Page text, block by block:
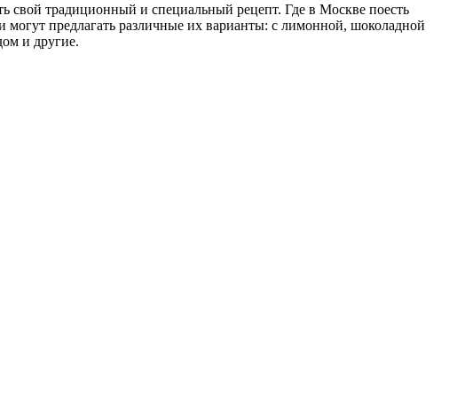
свой традиционный и специальный рецепт. Где в Москве поесть
предлагать различные их варианты: с лимонной, шоколадной
и другие.